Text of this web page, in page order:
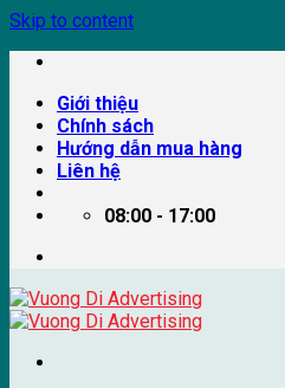
Skip to content
Giới thiệu
Chính sách
Hướng dẫn mua hàng
Liên hệ
08:00 - 17:00